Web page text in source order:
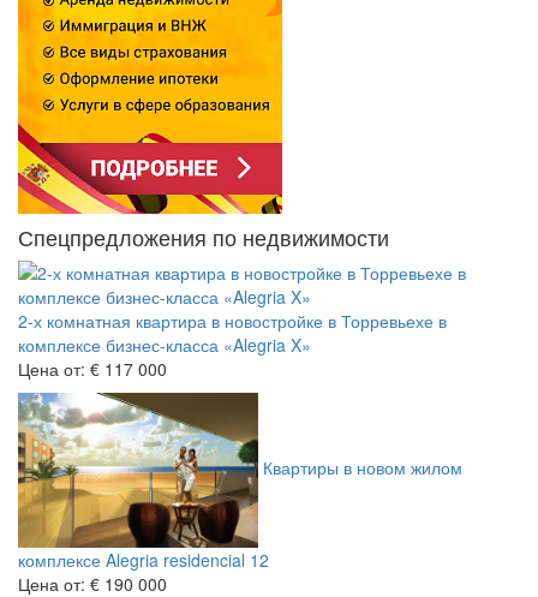
Спецпредложения по недвижимости
2-х комнатная квартира в новостройке в Торревьехе в
комплексе бизнес-класса «Alegria X»
Цена от: € 117 000
Квартиры в новом жилом
комплексе Alegria residencial 12
Цена от: € 190 000